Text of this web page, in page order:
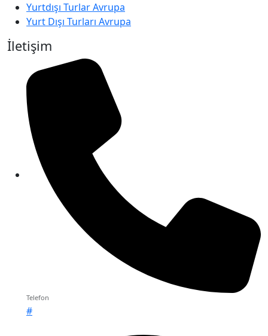
Yurtdışı Turlar Avrupa
Yurt Dışı Turları Avrupa
İletişim
Telefon
#